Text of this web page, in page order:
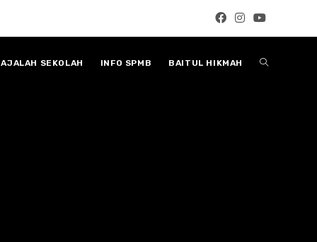
SEKOLAH INFO SPMB BAITUL HIKMAH Toggle